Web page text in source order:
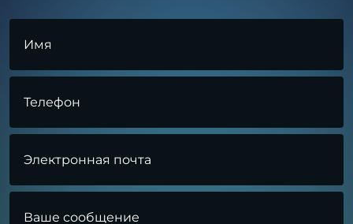
Имя
Телефон
Электронная почта
Ваше сообщение